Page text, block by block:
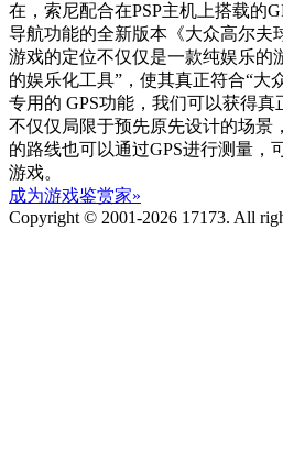
在，索尼配合在PSP主机上搭载的
导航功能的全新版本《大众高尔夫
游戏的定位不仅仅是一款纯娱乐的
的娱乐化工具”，使其真正符合“大
专用的 GPS功能，我们可以获得
不仅仅局限于预先原先设计的场景
的路线也可以通过GPS进行测量，
游戏。
成为游戏鉴赏家»
Copyright © 2001-2026 17173. All